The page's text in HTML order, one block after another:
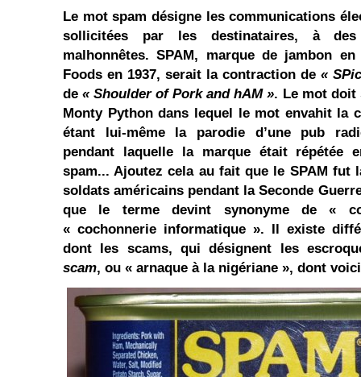
Le mot spam désigne les communications
sollicitées par les destinataires, à
malhonnêtes. SPAM, marque de jambon
Foods en 1937, serait la contraction de «
de« Shoulder of Pork and hAM ». Le mot doit
Monty Python dans lequel le mot envahit la
étant lui-même la parodie d’une pub
pendant laquelle la marque était répétée
spam... Ajoutez cela au fait que le SPAM fut
soldats américains pendant la Seconde
que le terme devint synonyme de «
« cochonnerie informatique ». Il existe
dont les scams, qui désignent les
scam, ou « arnaque à la nigériane », dont